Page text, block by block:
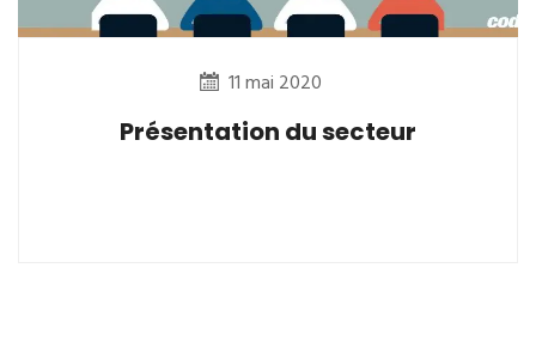
11 mai 2020
Présentation du secteur